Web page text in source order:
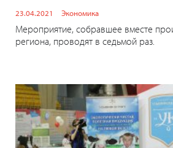
23.04.2021 Экономика
Мероприятие, собравшее вместе
региона, проводят в седьмой раз.